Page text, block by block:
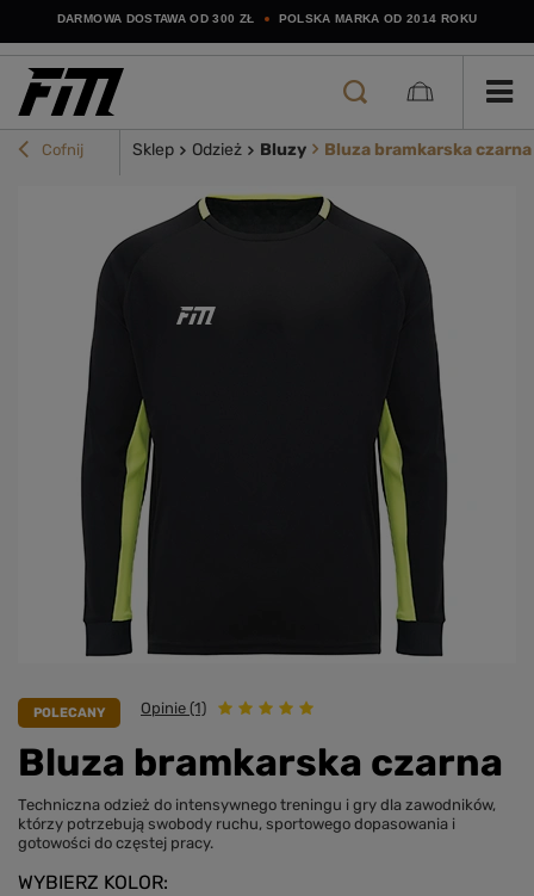
DARMOWA DOSTAWA OD 300 ZŁ POLSKA MARKA OD 2014 ROKU
Cofnij Sklep Odzież Bluzy Bluza bramkarska czarna
POLECANY Opinie (1)
Bluza bramkarska czarna
Techniczna odzież do intensywnego treningu i gry dla zawodników,
którzy potrzebują swobody ruchu, sportowego dopasowania i
gotowości do częstej pracy.
WYBIERZ KOLOR